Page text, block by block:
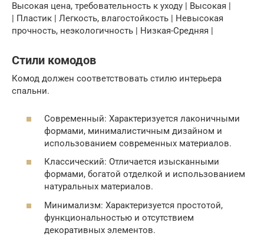
Высокая цена, требовательность к уходу | Высокая |
| Пластик | Легкость, влагостойкость | Невысокая
прочность, неэкологичность | Низкая-Средняя |
Стили комодов
Комод должен соответствовать стилю интерьера
спальни.
Современный: Характеризуется лаконичными
формами, минималистичным дизайном и
использованием современных материалов.
Классический: Отличается изысканными
формами, богатой отделкой и использованием
натуральных материалов.
Минимализм: Характеризуется простотой,
функциональностью и отсутствием
декоративных элементов.